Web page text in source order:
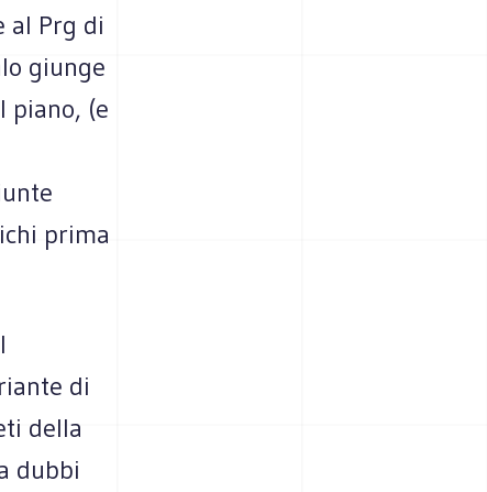
al Prg di
giunge
piano, (e
prima
di
della
dubbi